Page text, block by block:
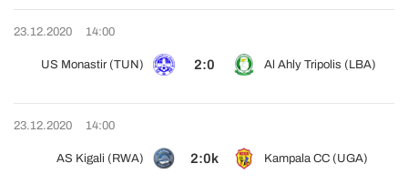
23.12.2020 14:00
US Monastir (TUN) 2:0 Al Ahly Tripolis (LBA)
23.12.2020 14:00
AS Kigali (RWA) 2:0k Kampala CC (UGA)